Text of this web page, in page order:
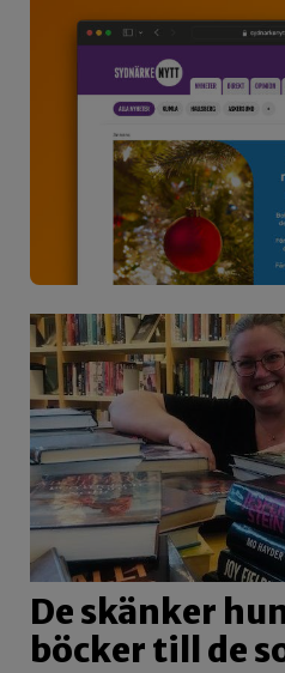
De skänker
böcker till de